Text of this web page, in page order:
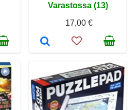
Varastossa (13)
17,00 €